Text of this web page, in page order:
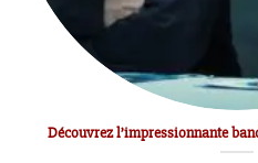
Découvrez l’impressionnante